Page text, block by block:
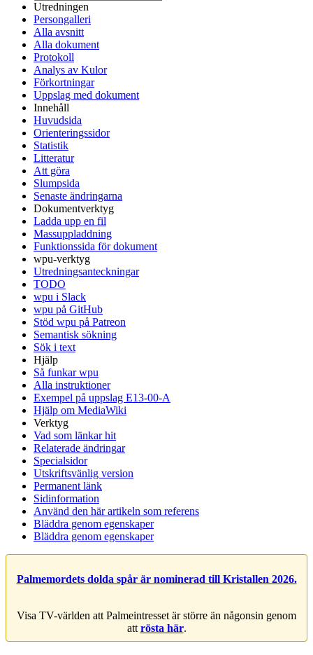
Utredningen
Persongalleri
Alla avsnitt
Alla dokument
Protokoll
Analys av Kulor
Förkortningar
Uppslag med dokument
Innehåll
Huvudsida
Orienteringssidor
Statistik
Litteratur
Att göra
Slumpsida
Senaste ändringarna
Dokumentverktyg
Ladda upp en fil
Massuppladdning
Funktionssida för dokument
wpu-verktyg
Utredningsanteckningar
TODO
wpu i Slack
wpu på GitHub
Stöd wpu på Patreon
Semantisk sökning
Sök i text
Hjälp
Så funkar wpu
Alla instruktioner
Exempel på uppslag E13-00-A
Hjälp om MediaWiki
Verktyg
Vad som länkar hit
Relaterade ändringar
Specialsidor
Utskriftsvänlig version
Permanent länk
Sidinformation
Använd den här artikeln som referens
Bläddra genom egenskaper
Bläddra genom egenskaper
Palmemordets dolda spår är nominerad till Kristallen 2026.
Visa TV-världen att Palmeintresset är större än någonsin genom
att rösta här.